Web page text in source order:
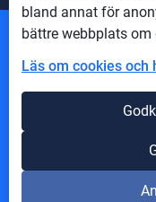
bland annat för
bättre webbplats om
Läs om cookies och
Information om
Om webbplatsen
Tillgänglighet på